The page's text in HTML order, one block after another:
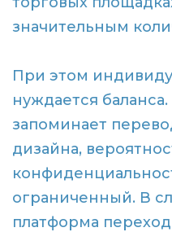
значительным
При этом
нуждается
запоминает
дизайна,
ограниченный. В
платформа